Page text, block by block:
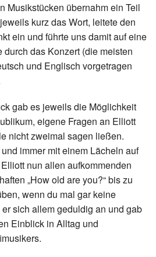
Musikstücken übernahm ein Teil
kurz das Wort, leitete den
ein und führte uns damit auf eine
das Konzert (die meisten
und Englisch vorgetragen
gab es jeweils die Möglichkeit
eigene Fragen an Elliott
nicht zweimal sagen ließen.
immer mit einem Lächeln auf
nun allen aufkommenden
„How old are you?“ bis zu
wenn du mal gar keine
er sich allem geduldig an und gab
Einblick in Alltag und